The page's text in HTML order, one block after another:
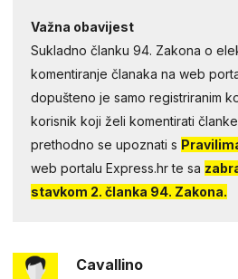
Važna obavijest
Sukladno članku 94. Zakona o
komentiranje članaka na web
dopušteno je samo registriranim
korisnik koji želi komentirati
prethodno se upoznati s
web portalu Express.hr te sa
stavkom 2. članka 94. Zakona.
Cavallino